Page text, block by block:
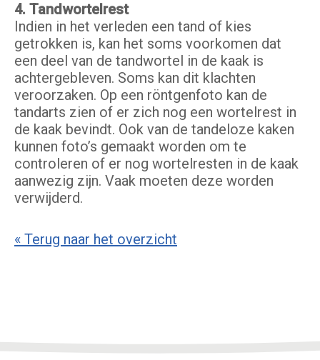
4. Tandwortelrest
Indien in het verleden een tand of kies
getrokken is, kan het soms voorkomen dat
een deel van de tandwortel in de kaak is
achtergebleven. Soms kan dit klachten
veroorzaken. Op een röntgenfoto kan de
tandarts zien of er zich nog een wortelrest in
de kaak bevindt. Ook van de tandeloze kaken
kunnen foto’s gemaakt worden om te
controleren of er nog wortelresten in de kaak
aanwezig zijn. Vaak moeten deze worden
verwijderd.
« Terug naar het overzicht